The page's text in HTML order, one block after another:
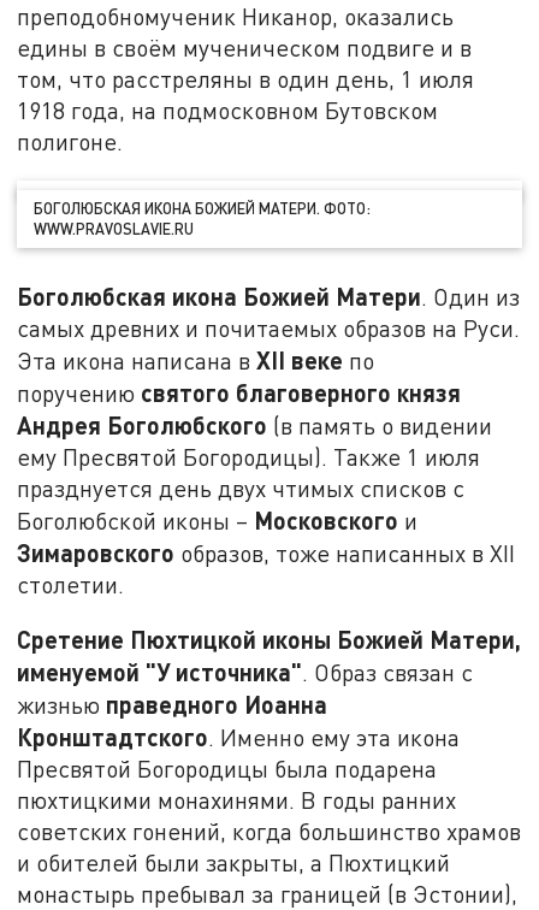
преподобномученик Никанор, оказались
едины в своём мученическом подвиге и в
том, что расстреляны в один день, 1 июля
1918 года, на подмосковном Бутовском
полигоне.
БОГОЛЮБСКАЯ ИКОНА БОЖИЕЙ МАТЕРИ. ФОТО:
WWW.PRAVOSLAVIE.RU
Боголюбская икона Божией Матери. Один из
самых древних и почитаемых образов на Руси.
Эта икона написана вXII веке по
поручению святого благоверного князя
Андрея Боголюбского (в память о видении
ему Пресвятой Богородицы). Также 1 июля
празднуется день двух чтимых списков с
Боголюбской иконы – Московского и
Зимаровского образов, тоже написанных в XII
столетии.
Сретение Пюхтицкой иконы Божией Матери,
именуемой "У источника". Образ связан с
жизнью праведного Иоанна
Кронштадтского. Именно ему эта икона
Пресвятой Богородицы была подарена
пюхтицкими монахинями. В годы ранних
советских гонений, когда большинство храмов
и обителей были закрыты, а Пюхтицкий
монастырь пребывал за границей (в Эстонии),